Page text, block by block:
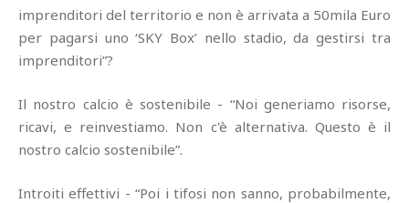
imprenditori del territorio e non è arrivata a 50mila Euro
per pagarsi uno ‘SKY Box’ nello stadio, da gestirsi tra
imprenditori”?
Il nostro calcio è sostenibile - “Noi generiamo risorse,
ricavi, e reinvestiamo. Non c'è alternativa. Questo è il
nostro calcio sostenibile”.
Introiti effettivi - “Poi i tifosi non sanno, probabilmente,